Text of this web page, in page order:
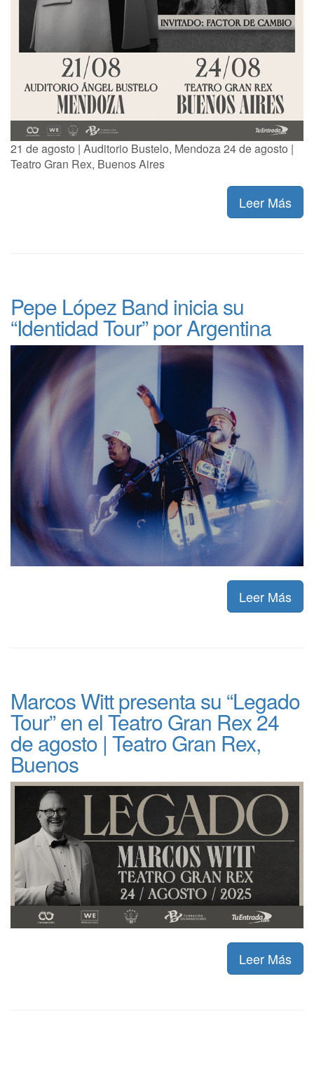
21 de agosto | Auditorio Bustelo, Mendoza 24 de agosto |
Teatro Gran Rex, Buenos Aires
Leer Más
Pepe López Band inicia su
“Identidad Tour” por Argentina
Leer Más
Marcos Witt presenta su “Legado
Tour” en el Teatro Gran Rex 24
de agosto | Teatro Gran Rex,
Buenos
Leer Más